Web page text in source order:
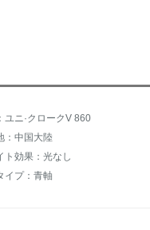
ユニ·クロークV 860
：中国大陸
ト効果：光なし
イプ：青軸